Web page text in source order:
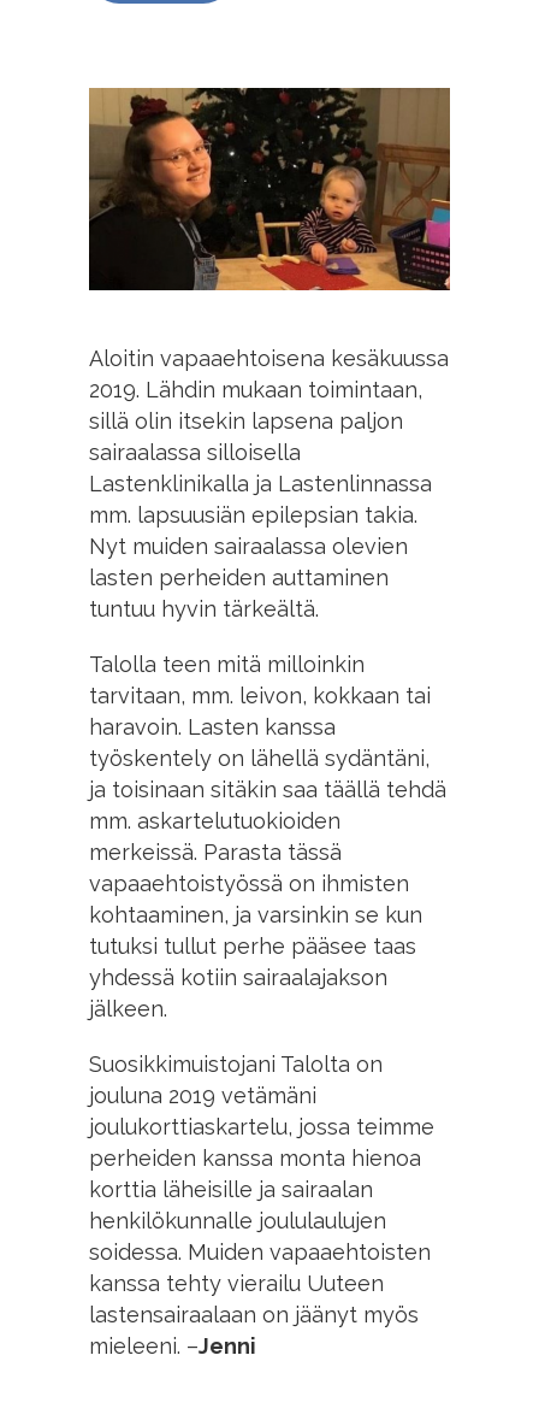
Aloitin vapaaehtoisena kesäkuussa
2019. Lähdin mukaan toimintaan,
sillä olin itsekin lapsena paljon
sairaalassa silloisella
Lastenklinikalla ja Lastenlinnassa
mm. lapsuusiän epilepsian takia.
Nyt muiden sairaalassa olevien
lasten perheiden auttaminen
tuntuu hyvin tärkeältä.
Talolla teen mitä milloinkin
tarvitaan, mm. leivon, kokkaan tai
haravoin. Lasten kanssa
työskentely on lähellä sydäntäni,
ja toisinaan sitäkin saa täällä tehdä
mm. askartelutuokioiden
merkeissä. Parasta tässä
vapaaehtoistyössä on ihmisten
kohtaaminen, ja varsinkin se kun
tutuksi tullut perhe pääsee taas
yhdessä kotiin sairaalajakson
jälkeen.
Suosikkimuistojani Talolta on
jouluna 2019 vetämäni
joulukorttiaskartelu, jossa teimme
perheiden kanssa monta hienoa
korttia läheisille ja sairaalan
henkilökunnalle joululaulujen
soidessa. Muiden vapaaehtoisten
kanssa tehty vierailu Uuteen
lastensairaalaan on jäänyt myös
mieleeni. –Jenni